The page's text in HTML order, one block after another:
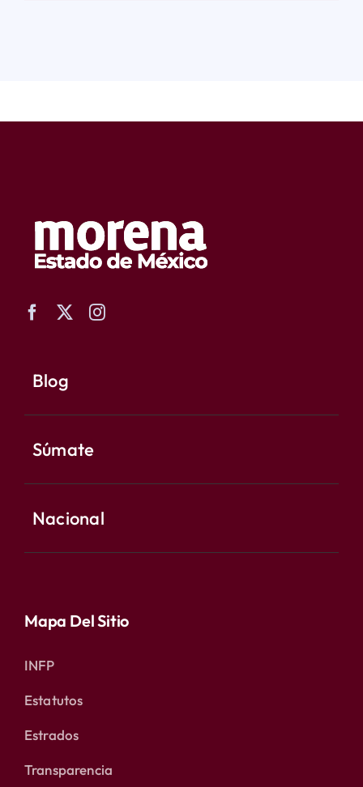
Blog
Súmate
Nacional
Mapa Del Sitio
INFP
Estatutos
Estrados
Transparencia